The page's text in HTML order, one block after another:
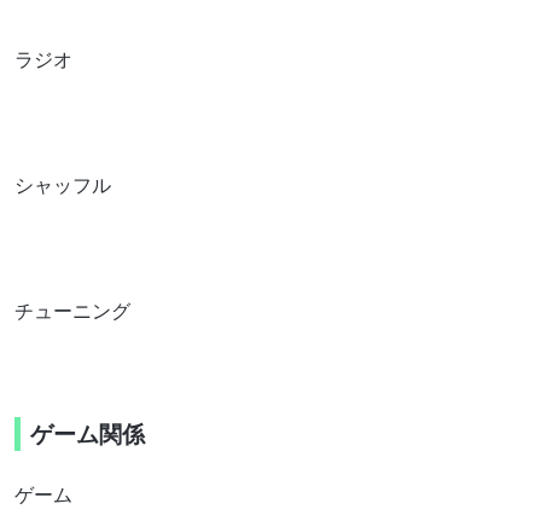
ラジオ
シャッフル
チューニング
ゲーム関係
ゲーム